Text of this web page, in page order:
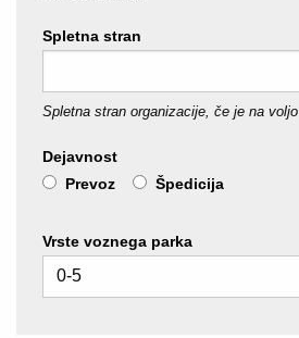
Spletna stran
Spletna stran organizacije, če je na voljo
Dejavnost
Prevoz
Špedicija
Vrste voznega parka